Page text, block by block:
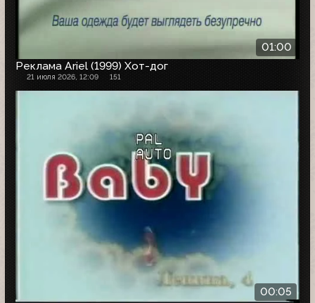
01:00
Реклама Ariel (1999) Хот-дог
21 июля 2026, 12:09 151
00:05